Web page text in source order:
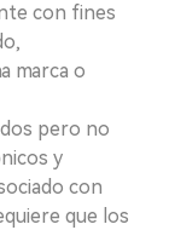
con fines
marca o
pero no
y
con
que los